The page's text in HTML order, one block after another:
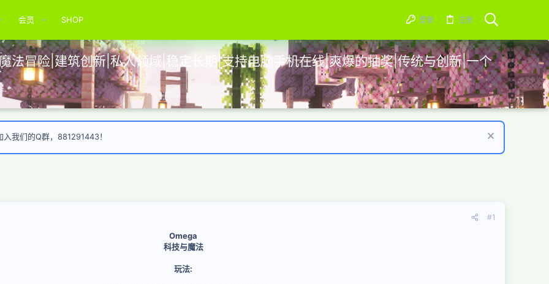
会员 SHOP 登录 注册
冒险|建筑创新|私人领域|稳定长期|支持电脑手机在线|爽爆的抽奖|传统与创新|一个
我们的Q群，881291443！
#1
Omega
科技与魔法
玩法: